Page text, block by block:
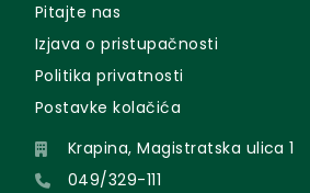
Pitajte nas
Izjava o pristupačnosti
Politika privatnosti
Postavke kolačića
Krapina, Magistratska ulica 1
049/329-111